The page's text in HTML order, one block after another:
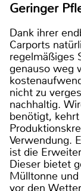
Geringer
Dank ihrer
Carports
regelmäßiges
genauso weg
nicht zu
nachhaltig.
benötigt,
Verwendung.
ist die
Dieser bietet
Mülltonne
vor den